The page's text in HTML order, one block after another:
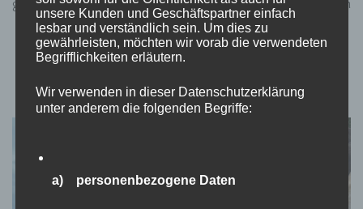
gefahren hat. Dort kam langsam die Sonne raus und wir machten
uns mit einem Boot …
unsere Kunden und Geschäftspartner einfach
lesbar und verständlich sein. Um dies zu
gewährleisten, möchten wir vorab die verwendeten
Begrifflichkeiten erläutern.
Wir verwenden in dieser Datenschutzerklärung
unter anderem die folgenden Begriffe:
a) personenbezogene Daten